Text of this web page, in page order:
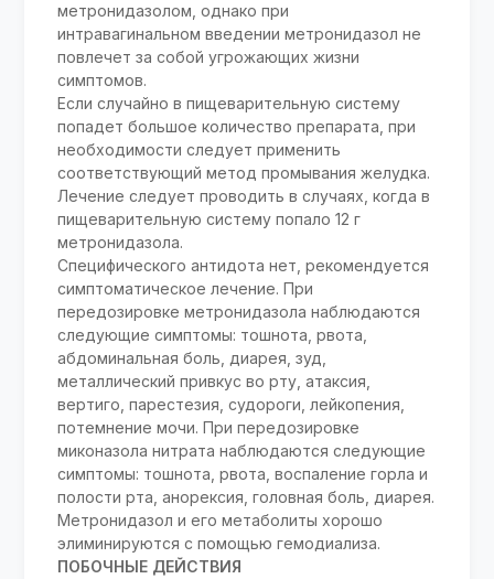
метронидазолом, однако при
интравагинальном введении метронидазол не
повлечет за собой угрожающих жизни
симптомов.
Если случайно в пищеварительную систему
попадет большое количество препарата, при
необходимости следует применить
соответствующий метод промывания желудка.
Лечение следует проводить в случаях, когда в
пищеварительную систему попало 12 г
метронидазола.
Специфического антидота нет, рекомендуется
симптоматическое лечение. При
передозировке метронидазола наблюдаются
следующие симптомы: тошнота, рвота,
абдоминальная боль, диарея, зуд,
металлический привкус во рту, атаксия,
вертиго, парестезия, судороги, лейкопения,
потемнение мочи. При передозировке
миконазола нитрата наблюдаются следующие
симптомы: тошнота, рвота, воспаление горла и
полости рта, анорексия, головная боль, диарея.
Метронидазол и его метаболиты хорошо
элиминируются с помощью гемодиализа.
ПОБОЧНЫЕ ДЕЙСТВИЯ